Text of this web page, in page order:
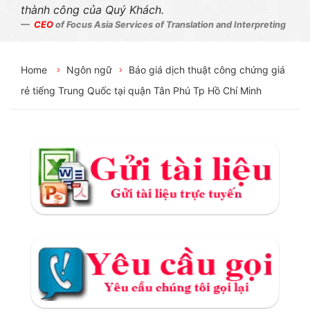
thành công của Quý Khách.
CEO of Focus Asia Services of Translation and Interpreting
Home Ngôn ngữ
Báo giá dịch thuật công chứng giá
rẻ tiếng Trung Quốc tại quận Tân Phú Tp Hồ Chí Minh